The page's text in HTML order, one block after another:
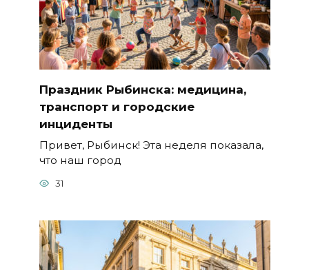
Праздник Рыбинска: медицина,
транспорт и городские
инциденты
Привет, Рыбинск! Эта неделя показала,
что наш город
31